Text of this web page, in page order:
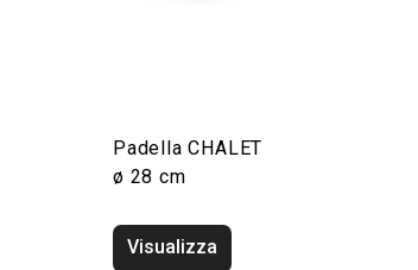
Padella CHALET
ø 28 cm
Visualizza